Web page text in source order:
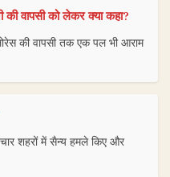
की वापसी को लेकर क्या कहा?
की वापसी तक एक पल भी आराम
शहरों में सैन्य हमले किए और